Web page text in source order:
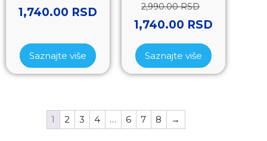
1,740.00 RSD
Saznajte više
2,990.00RSD
1,740.00 RSD
Saznajte više
1 2 3 4 … 6 7 8 →